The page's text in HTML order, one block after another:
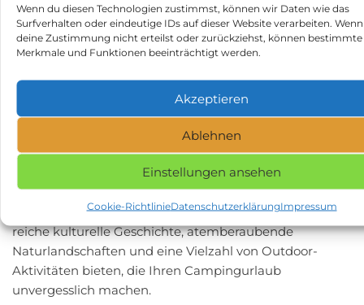
Wenn du diesen Technologien zustimmst, können wir Daten wie das
Surfverhalten oder eindeutige IDs auf dieser Website verarbeiten.
deine Zustimmung nicht erteilst oder zurückziehst, können bestimmte
Merkmale und Funktionen beeinträchtigt werden.
Akzeptieren
Ablehnen
Einstellungen ansehen
Cookie-RichtlinieDatenschutzerklärungImpressum
Es ist immer ratsam, in dieser Region einen
ausreichenden Insektenschutz dabei zu haben,
können Sie durch die Mitnahme eines guten Fernglases
das Vogelbeobachtungspotential der Region voll
ausschöpfen.
Für die kühlere Jahreszeit empfehlen wir Ihnen warme
Kleidung und wetterfeste Ausrüstung mitzubringen.
Zusammenfassend lässt sich sagen, dass die Feldberger
Seenlandschaft und die umliegenden Städte eine
reiche kulturelle Geschichte, atemberaubende
Naturlandschaften und eine Vielzahl von Outdoor-
Aktivitäten bieten, die Ihren Campingurlaub
unvergesslich machen.